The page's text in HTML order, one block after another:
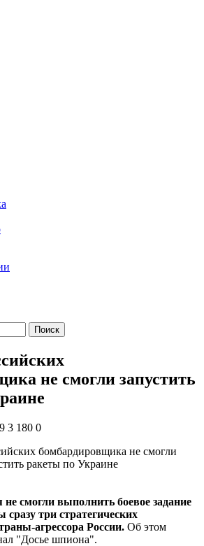
Поиск
не смогли запустить
3 180 0
не смогли выполнить боевое задание
три стратегических
агрессора России. Об этом
"Досье шпиона".